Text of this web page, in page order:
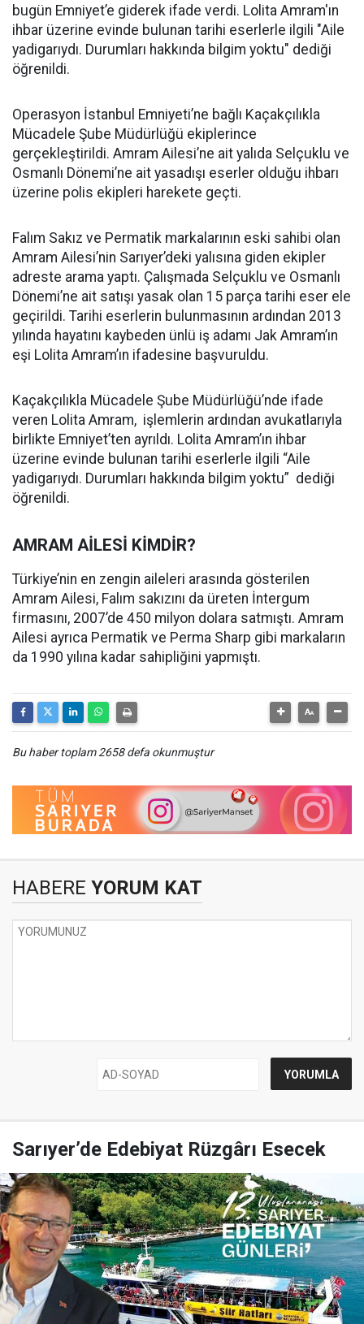
bugün Emniyet’e giderek ifade verdi. Lolita Amram'ın
ihbar üzerine evinde bulunan tarihi eserlerle ilgili "Aile
yadigarıydı. Durumları hakkında bilgim yoktu" dediği
öğrenildi.
Operasyon İstanbul Emniyeti’ne bağlı Kaçakçılıkla
Mücadele Şube Müdürlüğü ekiplerince
gerçekleştirildi. Amram Ailesi’ne ait yalıda Selçuklu ve
Osmanlı Dönemi’ne ait yasadışı eserler olduğu ihbarı
üzerine polis ekipleri harekete geçti.
Falım Sakız ve Permatik markalarının eski sahibi olan
Amram Ailesi’nin Sarıyer’deki yalısına giden ekipler
adreste arama yaptı. Çalışmada Selçuklu ve Osmanlı
Dönemi’ne ait satışı yasak olan 15 parça tarihi eser ele
geçirildi. Tarihi eserlerin bulunmasının ardından 2013
yılında hayatını kaybeden ünlü iş adamı Jak Amram’ın
eşi Lolita Amram’ın ifadesine başvuruldu.
Kaçakçılıkla Mücadele Şube Müdürlüğü’nde ifade
veren Lolita Amram, işlemlerin ardından avukatlarıyla
birlikte Emniyet’ten ayrıldı. Lolita Amram’ın ihbar
üzerine evinde bulunan tarihi eserlerle ilgili “Aile
yadigarıydı. Durumları hakkında bilgim yoktu” dediği
öğrenildi.
AMRAM AİLESİ KİMDİR?
Türkiye’nin en zengin aileleri arasında gösterilen
Amram Ailesi, Falım sakızını da üreten İntergum
firmasını, 2007’de 450 milyon dolara satmıştı. Amram
Ailesi ayrıca Permatik ve Perma Sharp gibi markaların
da 1990 yılına kadar sahipliğini yapmıştı.
Bu haber toplam 2658 defa okunmuştur
HABERE YORUM KAT
Sarıyer’de Edebiyat Rüzgârı Esecek